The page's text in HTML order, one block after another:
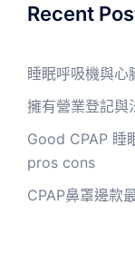
Recent
睡眠呼吸機與心
擁有營業登記與
Good CPAP 睡
pros cons
CPAP鼻罩邊款